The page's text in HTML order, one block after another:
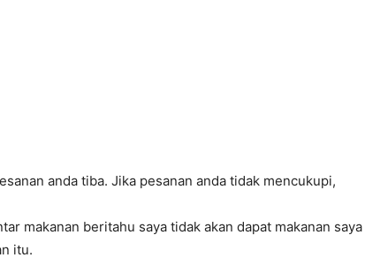
anda tiba. Jika pesanan anda tidak mencukupi,
makanan beritahu saya tidak akan dapat makanan saya
itu.